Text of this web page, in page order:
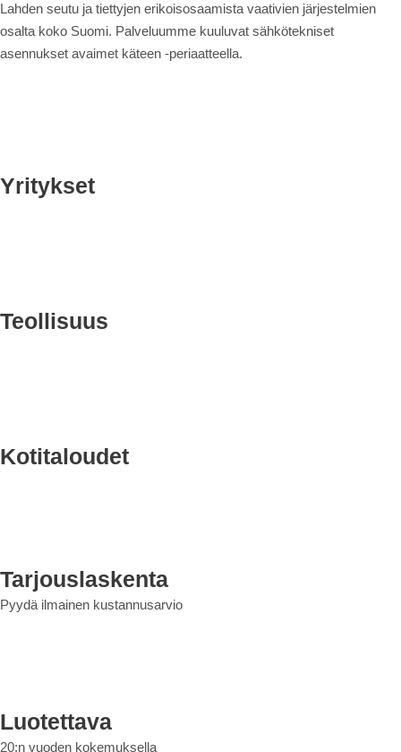
Lahden seutu ja tiettyjen erikoisosaamista vaativien järjestelmien
osalta koko Suomi. Palveluumme kuuluvat sähkötekniset
asennukset avaimet käteen -periaatteella.
Yritykset
Teollisuus
Kotitaloudet
Tarjouslaskenta
Pyydä ilmainen kustannusarvio
Luotettava
20:n vuoden kokemuksella